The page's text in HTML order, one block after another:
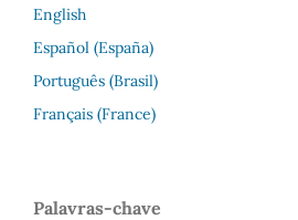
English
Español (España)
Português (Brasil)
Français (France)
Palavras-chave